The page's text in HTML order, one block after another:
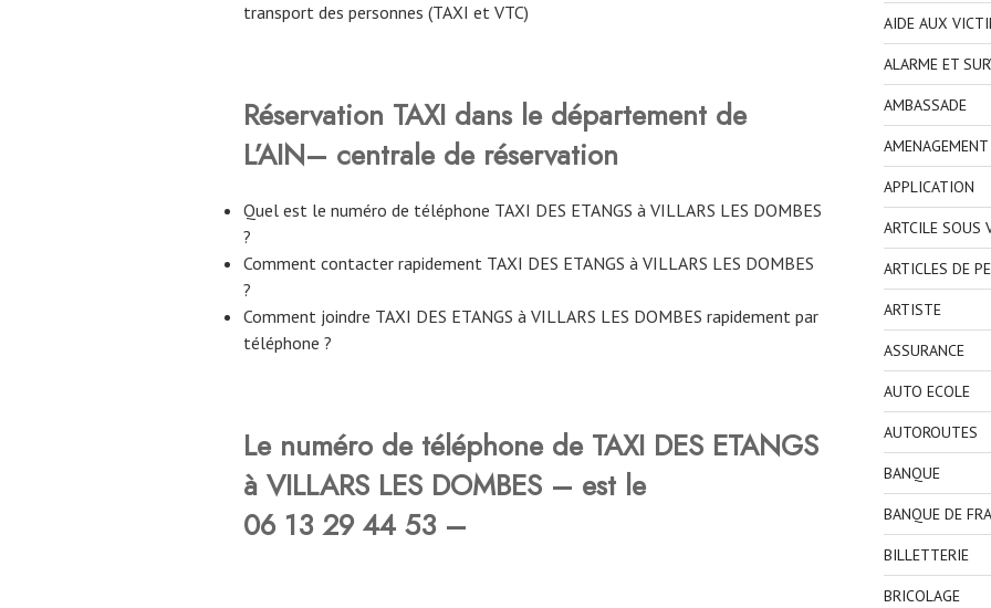
transport des personnes (TAXI et VTC)
Réservation TAXI dans le département de
L’AIN– centrale de réservation
Quel est le numéro de téléphone TAXI DES ETANGS à VILLARS LES DOMBES
?
Comment contacter rapidement TAXI DES ETANGS à VILLARS LES DOMBES
?
Comment joindre TAXI DES ETANGS à VILLARS LES DOMBES rapidement par
téléphone ?
Le numéro de téléphone de TAXI DES ETANGS
à VILLARS LES DOMBES – est le
06 13 29 44 53 –
AIDE AUX
ALARME ET
AMBASSADE
APPLICATION
ARTCILE SOUS
ARTICLES DE
ARTISTE
ASSURANCE
AUTO ECOLE
AUTOROUTES
BANQUE
BANQUE DE
BILLETTERIE
BRICOLAGE